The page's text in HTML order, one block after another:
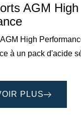
AGM High
High
à un pack d'acide
PLUS